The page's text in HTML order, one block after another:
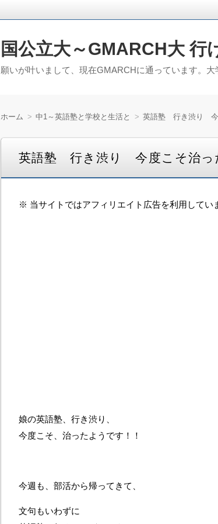
国公立大～GMARCH大
願いが叶いまして、現在GMARCHに通っています。大
ホーム 中1～英語塾と学校と生活と 英語塾 行き渋り 今
英語塾 行き渋り 今度こそ治っ
※ 当サイトではアフィリエイト広告を利用してい
娘の英語塾、行き渋り、
今度こそ、治ったようです！！
今週も、部活から帰ってきて、
文句もいわずに